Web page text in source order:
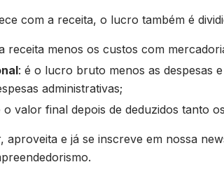
com a receita, o lucro também é
receita menos os custos com
: é o lucro bruto menos as despesas
administrativas;
o valor final depois de deduzidos tanto
aproveita e já se inscreve em nossa